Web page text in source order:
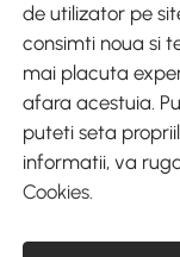
+40
Romania, Bucureşti
de utilizator pe
consimti noua si
mai placuta
afara acestuia.
puteti seta
informatii, va
Cookies.